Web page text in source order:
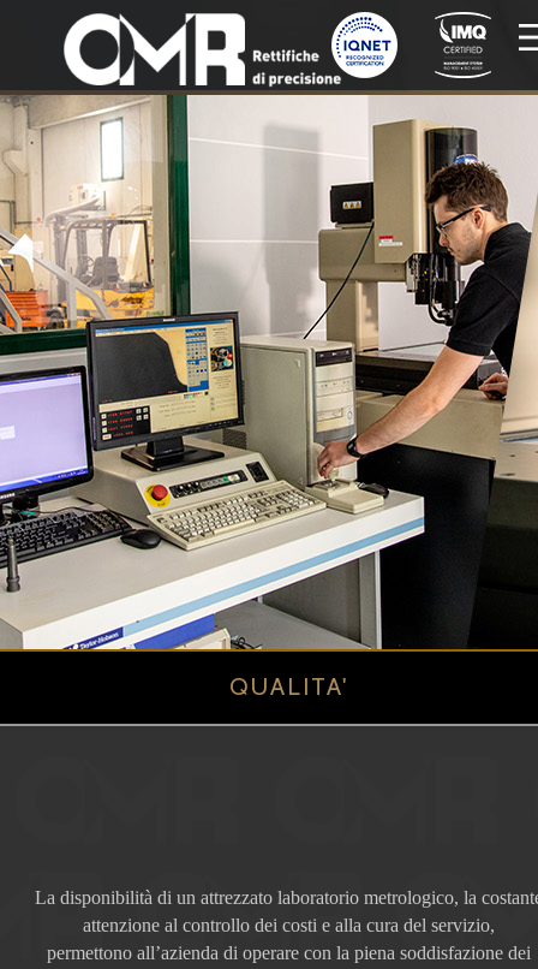
QUALITA'
La disponibilità di un attrezzato laboratorio metrologico, la
attenzione al controllo dei costi e alla cura del servizio,
permettono all’azienda di operare con la piena soddisfazione dei